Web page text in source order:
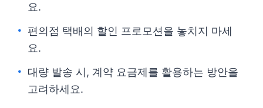
요.
편의점 택배의 할인 프로모션을 놓치지 마세
요.
대량 발송 시, 계약 요금제를 활용하는 방안을
고려하세요.